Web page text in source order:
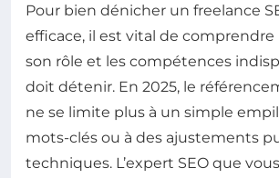
Pour bien dénicher un freelance
efficace, il est vital de comprendre
son rôle et les compétences
doit détenir. En 2025, le
ne se limite plus à un simple
mots-clés ou à des ajustements
techniques. L’expert SEO que